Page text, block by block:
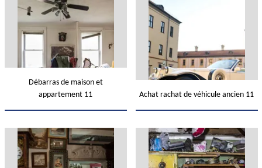
Débarras de maison et
appartement 11
Achat rachat de véhicule ancien 11